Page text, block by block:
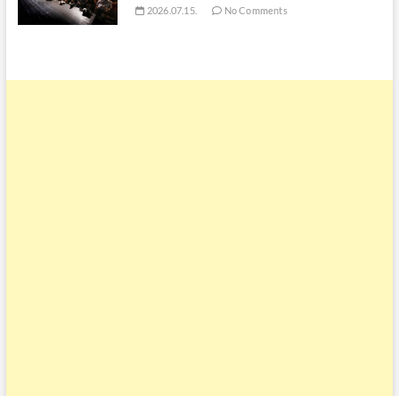
2026.07.15. No Comments